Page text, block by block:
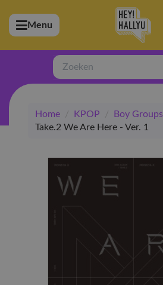
(Artiesten)
(Merchandise)
(Exclusive)
(Winkel)
Menu
Zoeken
Home / KPOP / Boy Groups
Take.2 We Are Here - Ver. 1